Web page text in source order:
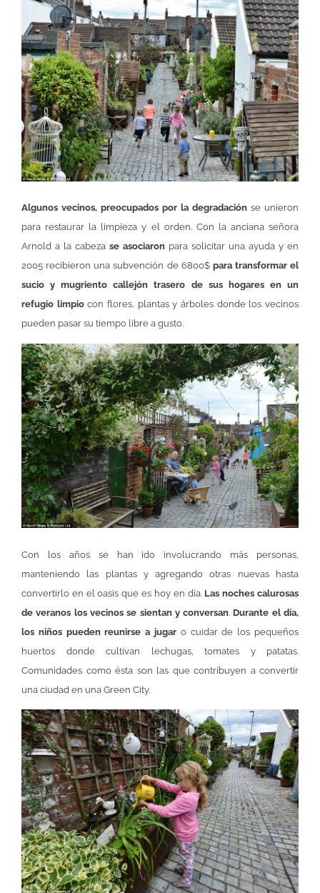
Algunos vecinos, preocupados por la degradación se unieron
para restaurar la limpieza y el orden. Con la anciana señora
Arnold a la cabeza se asociaron para solicitar una ayuda y en
2005 recibieron una subvención de 6800$para transformar el
sucio y mugriento callejón trasero de sus hogares en un
refugio limpiocon flores, plantas y árboles donde los vecinos
pueden pasar su tiempo libre a gusto.
Con los años se han ido involucrando más personas,
manteniendo las plantas y agregando otras nuevas hasta
convertirlo en el oasis que es hoy en día. Las noches calurosas
de veranos los vecinos se sientan y conversan. Durante el día,
los niños pueden reunirse a jugar o cuidar de los pequeños
huertos donde cultivan lechugas, tomates y patatas.
Comunidades como ésta son las que contribuyen a convertir
una ciudad en una Green City.